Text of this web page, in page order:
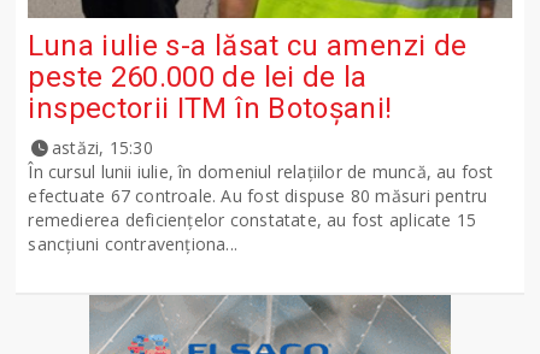
Luna iulie s-a lăsat cu amenzi de
peste 260.000 de lei de la
inspectorii ITM în Botoșani!
astăzi, 15:30
În cursul lunii iulie, în domeniul relațiilor de muncă, au fost
efectuate 67 controale. Au fost dispuse 80 măsuri pentru
remedierea deficiențelor constatate, au fost aplicate 15
sancţiuni contravenționa...